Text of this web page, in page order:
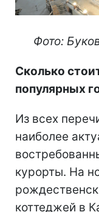
Фото:
Сколько
популярных
Из всех
наиболее
курорты. На
коттеджей в